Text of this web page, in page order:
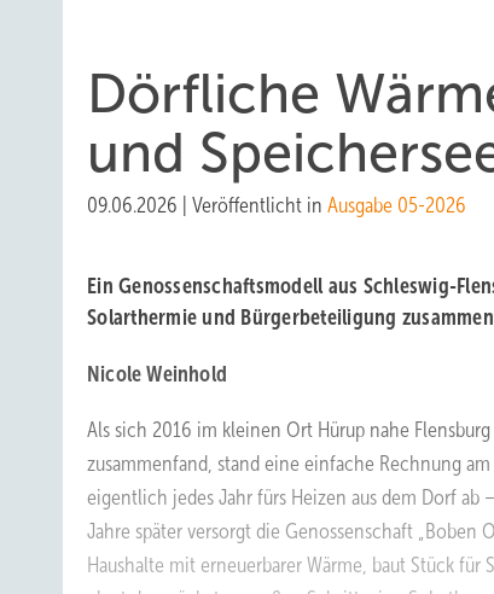
Dörfliche
und
09.06.2026 Veröffentlicht in Ausgabe 05-2026
Ein Genossenschaftsmodell aus Schleswig-
Solarthermie und Bürgerbeteiligung
Nicole Weinhold
Als sich 2016 im kleinen Ort Hürup nahe
zusammenfand, stand eine einfache Rechnung
eigentlich jedes Jahr fürs Heizen aus dem Dorf ab
Jahre später versorgt die Genossenschaft „Boben
Haushalte mit erneuerbarer Wärme, baut Stück für